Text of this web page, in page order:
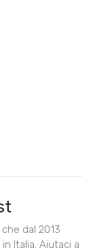
dal 2013
Italia. Aiutaci a